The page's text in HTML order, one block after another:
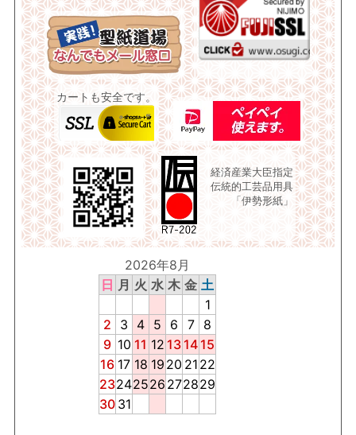
カートも安全です。
経済産業大臣指定
伝統的工芸品用具
「伊勢形紙」
2026年8月
日 月 火 水 木 金 土
1
2
3 4 5 6 7
8
9 10 11 12 13 14 15
16 17 18 19 20 21 22
23242526 272829
30 31